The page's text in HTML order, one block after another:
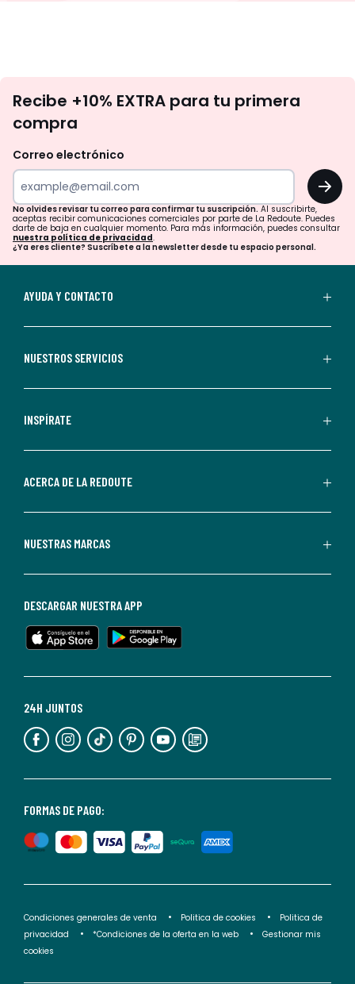
te
tu
para
confirmar
tu
suscripción.
aceptas
comerciales
personalizadas
parte
Redoute.
de
en
cualquier
Para
información,
puedes
de
privacidad</2>.
Recibe +10% EXTRA para tu primera
compra
Correo electrónico
OK
No olvides revisar tu correo para confirmar tu suscripción. Al suscribirte,
aceptas recibir comunicaciones comerciales por parte de La Redoute. Puedes
darte de baja en cualquier momento. Para más información, puedes consultar
nuestra política de privacidad.
¿Ya eres cliente? Suscríbete a la newsletter desde tu espacio personal.
AYUDA Y CONTACTO
NUESTROS SERVICIOS
INSPÍRATE
ACERCA DE LA REDOUTE
NUESTRAS MARCAS
FORMAS DE PAGO:
24H JUNTOS
DESCARGAR NUESTRA APP
Condiciones generales de venta Politica de cookies
Politica de
privacidad
*Condiciones de la oferta en la web
Gestionar mis
cookies